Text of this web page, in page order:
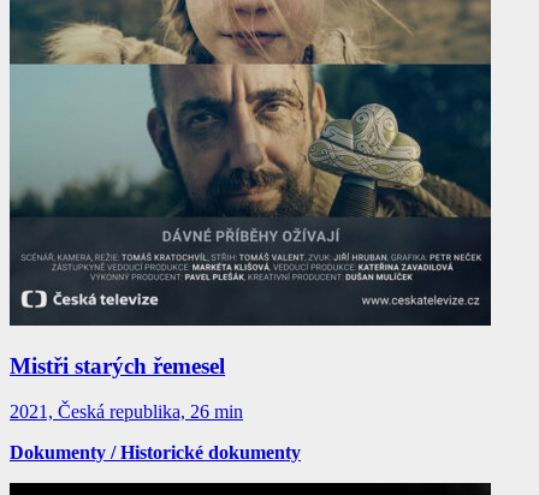
Mistři starých řemesel
2021, Česká republika, 26 min
Dokumenty / Historické dokumenty